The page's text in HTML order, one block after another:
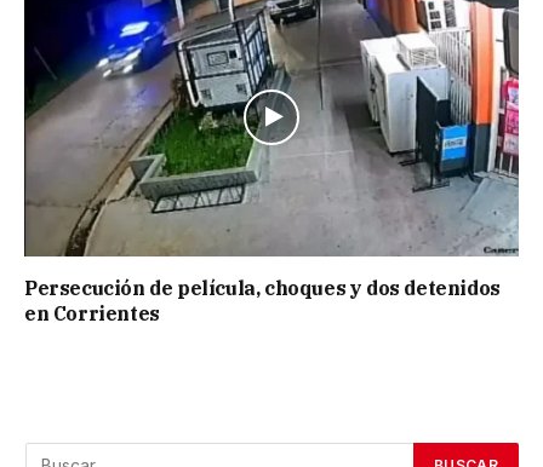
Persecución de película, choques y dos detenidos
en Corrientes